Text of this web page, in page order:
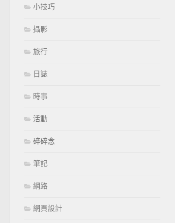
小技巧
攝影
旅行
日誌
時事
活動
碎碎念
筆記
網路
網頁設計